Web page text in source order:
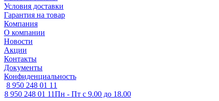
Условия доставки
Гарантия на товар
Компания
О компании
Новости
Акции
Контакты
Документы
Конфиденциальность
8 950 248 01 11
8 950 248 01 11Пн - Пт с 9.00 до 18.00